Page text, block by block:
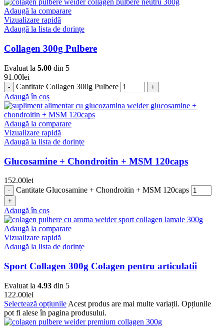
Adaugă la comparare
Vizualizare rapidă
Adaugă la lista de dorințe
Collagen 300g Pulbere
Evaluat la 5.00 din 5
91.00lei
Cantitate Collagen 300g Pulbere
Adaugă în coș
Adaugă la comparare
Vizualizare rapidă
Adaugă la lista de dorințe
Glucosamine + Chondroitin + MSM 120caps
152.00lei
Cantitate Glucosamine + Chondroitin + MSM 120caps
Adaugă în coș
Adaugă la comparare
Vizualizare rapidă
Adaugă la lista de dorințe
Sport Collagen 300g Colagen pentru articulatii
Evaluat la 4.93 din 5
122.00lei
Selectează opțiunile Acest produs are mai multe variații. Opțiunile
pot fi alese în pagina produsului.